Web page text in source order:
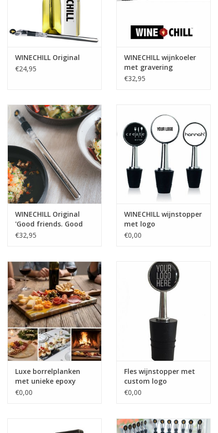
WINECHILL Original
€24,95
WINECHILL wijnkoeler
met gravering
€32,95
WINECHILL Original
'Good friends. Good
wine. Good times!'
€32,95
WINECHILL wijnstopper
met logo
€0,00
Luxe borrelplanken
met unieke epoxy
versiering
€0,00
Fles wijnstopper met
custom logo
€0,00